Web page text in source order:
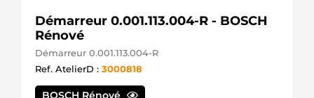
Démarreur 0.001.113.004-R - BOSCH
Rénové
Démarreur 0.001.113.004-R
Ref. AtelierD : 3000818
BOSCH Rénové